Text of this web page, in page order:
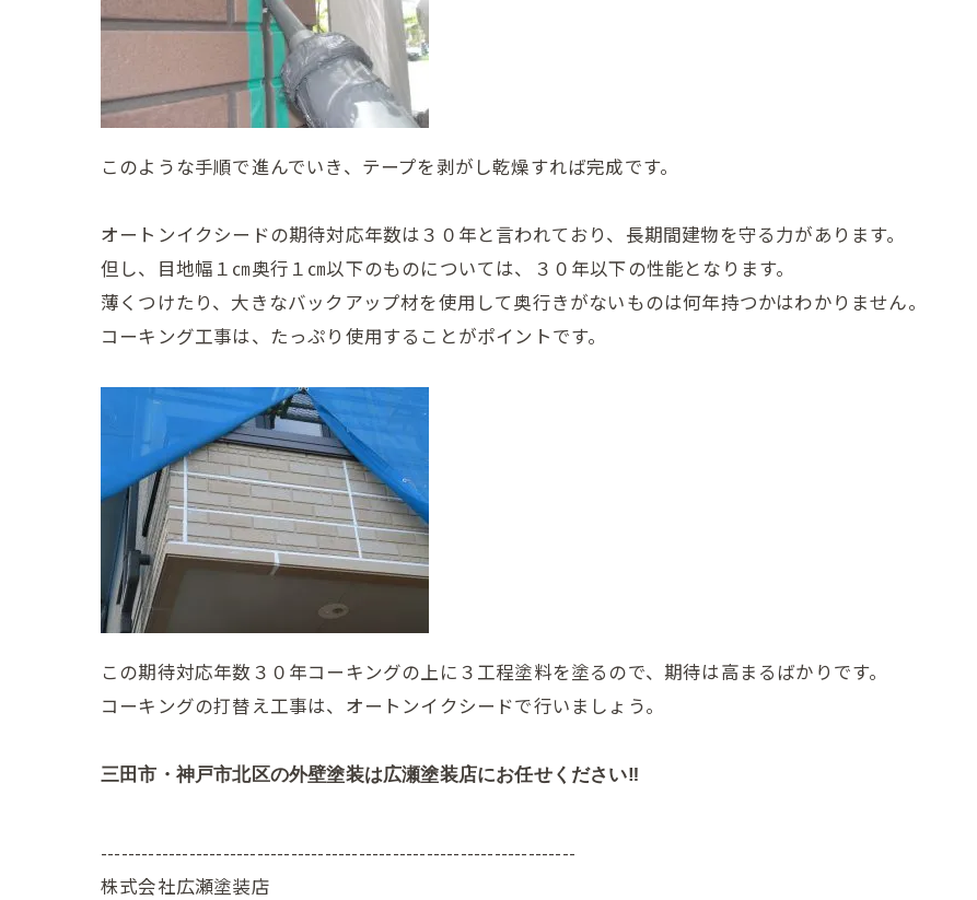
このような手順で進んでいき、テープを剥がし乾燥すれば完成です。
オートンイクシードの期待対応年数は３０年と言われており、長期間建物を守る力があります。
但し、目地幅１㎝奥行１㎝以下のものについては、３０年以下の性能となります。
薄くつけたり、大きなバックアップ材を使用して奥行きがないものは何年持つかはわかりません。
コーキング工事は、たっぷり使用することがポイントです。
この期待対応年数３０年コーキングの上に３工程塗料を塗るので、期待は高まるばかりです。
コーキングの打替え工事は、オートンイクシードで行いましょう。
三田市・神戸市北区の外壁塗装は広瀬塗装店にお任せください‼
----------------------------------------------------------------------
株式会社広瀬塗装店